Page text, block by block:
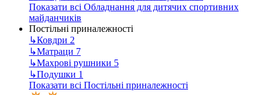
Показати всі Обладнання для дитячих спортивних
майданчиків
Постільні приналежності
↳Ковдри 2
↳Матраци 7
↳Махрові рушники 5
↳Подушки 1
Показати всі Постільні приналежності